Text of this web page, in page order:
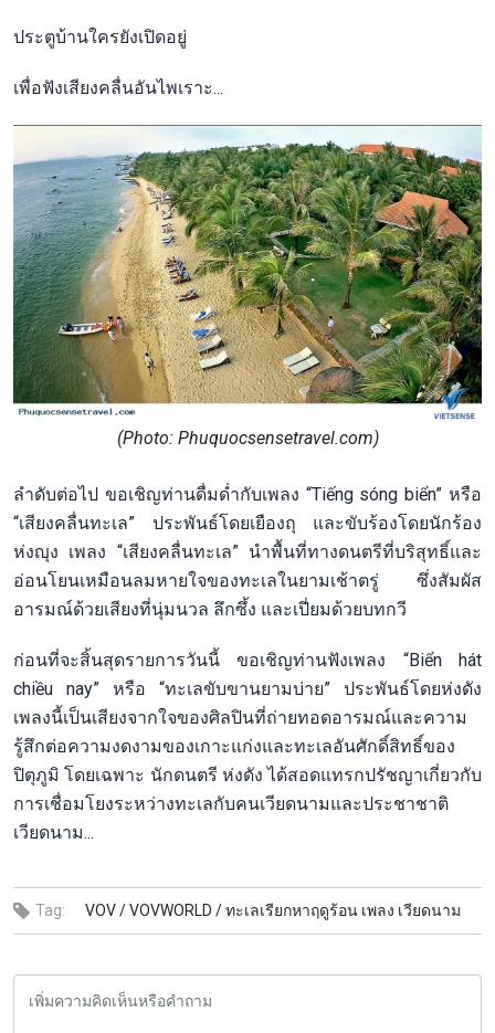
ประตูบ้านใครยังเปิดอยู่
เพื่อฟังเสียงคลื่นอันไพเราะ...
(Photo: Phuquocsensetravel.com)
ลำดับต่อไป ขอเชิญท่านดื่มด่ำกับเพลง “Tiếng sóng biển” หรือ
“เสียงคลื่นทะเล” ประพันธ์โดยเยืองถุ และขับร้องโดยนักร้อง
ห่งญุง เพลง “เสียงคลื่นทะเล” นำพื้นที่ทางดนตรีที่บริสุทธิ์และ
อ่อนโยนเหมือนลมหายใจของทะเลในยามเช้าตรู่ ซึ่งสัมผัส
อารมณ์ด้วยเสียงที่นุ่มนวล ลึกซึ้ง และเปี่ยมด้วยบทกวี
ก่อนที่จะสิ้นสุดรายการวันนี้ ขอเชิญท่านฟังเพลง “Biển hát
chiều nay” หรือ “ทะเลขับขานยามบ่าย” ประพันธ์โดยห่งดัง
เพลงนี้เป็นเสียงจากใจของศิลปินที่ถ่ายทอดอารมณ์และความ
รู้สึกต่อความงดงามของเกาะแก่งและทะเลอันศักดิ์สิทธิ์ของ
ปิตุภูมิ โดยเฉพาะ นักดนตรี ห่งดัง ได้สอดแทรกปรัชญาเกี่ยวกับ
การเชื่อมโยงระหว่างทะเลกับคนเวียดนามและประชาชาติ
เวียดนาม...
Tag: VOV /VOVWORLD /ทะเลเรียกหาฤดูร้อน เพลง เวียดนาม